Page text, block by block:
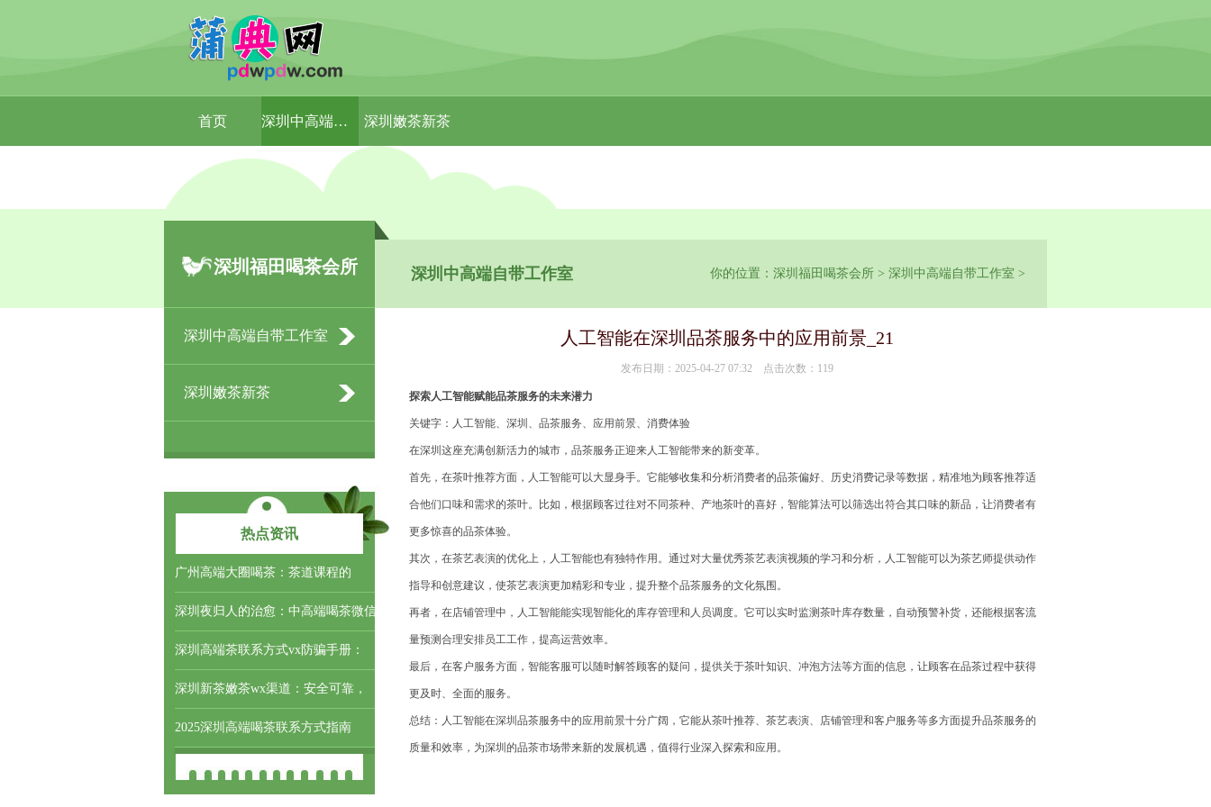
首页 深圳中高端自带工作室 深圳嫩茶新茶
深圳福田喝茶会所 深圳中高端自带工作室 你的位置： 深圳福田喝茶会所 > 深圳中高端自带工作室 >
深圳中高端自带工作室
深圳嫩茶新茶
热点资讯
‌广州高端大圈喝茶‌：茶道课程的
深圳夜归人的治愈：中高端喝茶微信
深圳高端茶联系方式vx防骗手册：
深圳新茶嫩茶wx渠道：安全可靠，
2025深圳高端喝茶联系方式指南
人工智能在深圳品茶服务中的应用前景_21
发布日期：2025-04-27 07:32 点击次数：119
探索人工智能赋能品茶服务的未来潜力
关键字：人工智能、深圳、品茶服务、应用前景、消费体验
在深圳这座充满创新活力的城市，品茶服务正迎来人工智能带来的新变革。
首先，在茶叶推荐方面，人工智能可以大显身手。它能够收集和分析消费者的品茶偏好、历史消费记录等数据，精准地为顾客推荐适
合他们口味和需求的茶叶。比如，根据顾客过往对不同茶种、产地茶叶的喜好，智能算法可以筛选出符合其口味的新品，让消费者有
更多惊喜的品茶体验。
其次，在茶艺表演的优化上，人工智能也有独特作用。通过对大量优秀茶艺表演视频的学习和分析，人工智能可以为茶艺师提供动作
指导和创意建议，使茶艺表演更加精彩和专业，提升整个品茶服务的文化氛围。
再者，在店铺管理中，人工智能能实现智能化的库存管理和人员调度。它可以实时监测茶叶库存数量，自动预警补货，还能根据客流
量预测合理安排员工工作，提高运营效率。
最后，在客户服务方面，智能客服可以随时解答顾客的疑问，提供关于茶叶知识、冲泡方法等方面的信息，让顾客在品茶过程中获得
更及时、全面的服务。
总结：人工智能在深圳品茶服务中的应用前景十分广阔，它能从茶叶推荐、茶艺表演、店铺管理和客户服务等多方面提升品茶服务的
质量和效率，为深圳的品茶市场带来新的发展机遇，值得行业深入探索和应用。